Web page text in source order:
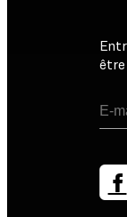
être